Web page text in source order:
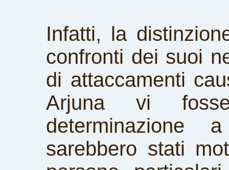
Infatti, la
confronti dei suoi
di attaccamenti
Arjuna vi
determinazione
sarebbero stati